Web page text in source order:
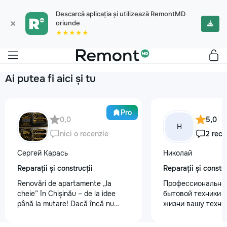
×
Descarcă aplicația și utilizează RemontMD
oriunde
★★★★★
Ai putea fi aici și tu
Pro
0,0
nici o recenzie
Сергей Карась
Reparații și construcții
Renovări de apartamente „la
cheie” în Chișinău – de la idee
până la mutare! Dacă încă nu
Н
5,0
2
Николай
Reparații și
бытовой техники
жизни вашу